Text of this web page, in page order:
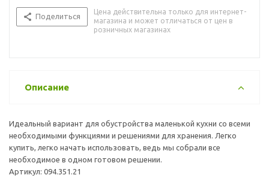
Поделиться
Цена действительна только для интернет-
магазина и может отличаться от цен в
розничных магазинах
Описание
Идеальный вариант для обустройства маленькой кухни со всеми
необходимыми функциями и решениями для хранения. Легко
купить, легко начать использовать, ведь мы собрали все
необходимое в одном готовом решении.
Артикул: 094.351.21